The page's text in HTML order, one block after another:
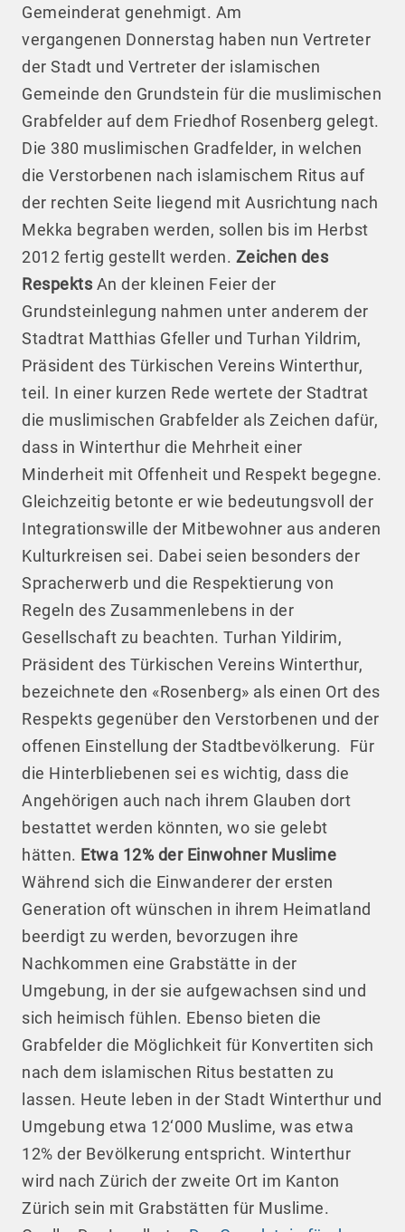
Gemeinderat genehmigt. Am
vergangenen Donnerstag haben nun Vertreter
der Stadt und Vertreter der islamischen
Gemeinde den Grundstein für die muslimischen
Grabfelder auf dem Friedhof Rosenberg gelegt.
Die 380 muslimischen Gradfelder, in welchen
die Verstorbenen nach islamischem Ritus auf
der rechten Seite liegend mit Ausrichtung nach
Mekka begraben werden, sollen bis im Herbst
2012 fertig gestellt werden. Zeichen des
Respekts An der kleinen Feier der
Grundsteinlegung nahmen unter anderem der
Stadtrat Matthias Gfeller und Turhan Yildrim,
Präsident des Türkischen Vereins Winterthur,
teil. In einer kurzen Rede wertete der Stadtrat
die muslimischen Grabfelder als Zeichen dafür,
dass in Winterthur die Mehrheit einer
Minderheit mit Offenheit und Respekt begegne.
Gleichzeitig betonte er wie bedeutungsvoll der
Integrationswille der Mitbewohner aus anderen
Kulturkreisen sei. Dabei seien besonders der
Spracherwerb und die Respektierung von
Regeln des Zusammenlebens in der
Gesellschaft zu beachten. Turhan Yildirim,
Präsident des Türkischen Vereins Winterthur,
bezeichnete den «Rosenberg» als einen Ort des
Respekts gegenüber den Verstorbenen und der
offenen Einstellung der Stadtbevölkerung. Für
die Hinterbliebenen sei es wichtig, dass die
Angehörigen auch nach ihrem Glauben dort
bestattet werden könnten, wo sie gelebt
hätten. Etwa 12% der Einwohner Muslime
Während sich die Einwanderer der ersten
Generation oft wünschen in ihrem Heimatland
beerdigt zu werden, bevorzugen ihre
Nachkommen eine Grabstätte in der
Umgebung, in der sie aufgewachsen sind und
sich heimisch fühlen. Ebenso bieten die
Grabfelder die Möglichkeit für Konvertiten sich
nach dem islamischen Ritus bestatten zu
lassen. Heute leben in der Stadt Winterthur und
Umgebung etwa 12‘000 Muslime, was etwa
12% der Bevölkerung entspricht. Winterthur
wird nach Zürich der zweite Ort im Kanton
Zürich sein mit Grabstätten für Muslime.